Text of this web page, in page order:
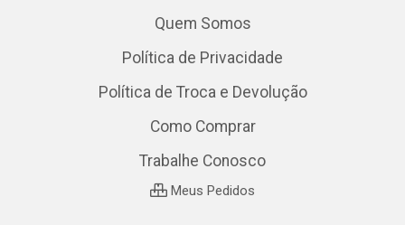
Quem Somos
Política de Privacidade
Política de Troca e Devolução
Como Comprar
Trabalhe Conosco
Meus Pedidos